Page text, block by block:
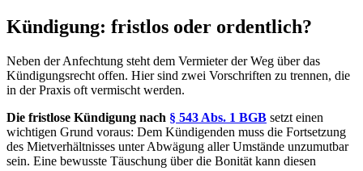
Kündigung: fristlos oder ordentlich?
Neben der Anfechtung steht dem Vermieter der Weg über das
Kündigungsrecht offen. Hier sind zwei Vorschriften zu trennen, die
in der Praxis oft vermischt werden.
Die fristlose Kündigung nach § 543 Abs. 1 BGB setzt einen
wichtigen Grund voraus: Dem Kündigenden muss die Fortsetzung
des Mietverhältnisses unter Abwägung aller Umstände unzumutbar
sein. Eine bewusste Täuschung über die Bonität kann diesen